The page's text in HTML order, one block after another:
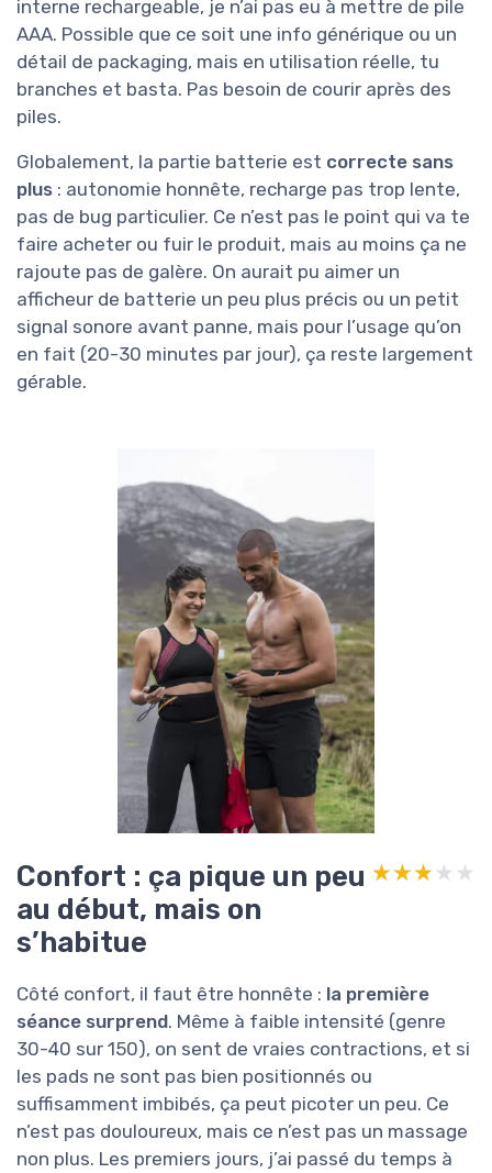
interne rechargeable, je n’ai pas eu à mettre de pile
AAA. Possible que ce soit une info générique ou un
détail de packaging, mais en utilisation réelle, tu
branches et basta. Pas besoin de courir après des
piles.
Globalement, la partie batterie est correcte sans
plus : autonomie honnête, recharge pas trop lente,
pas de bug particulier. Ce n’est pas le point qui va te
faire acheter ou fuir le produit, mais au moins ça ne
rajoute pas de galère. On aurait pu aimer un
afficheur de batterie un peu plus précis ou un petit
signal sonore avant panne, mais pour l’usage qu’on
en fait (20-30 minutes par jour), ça reste largement
gérable.
Confort : ça pique un peu
au début, mais on
s’habitue
★★★★★
★★★★★
Côté confort, il faut être honnête : la première
séance surprend. Même à faible intensité (genre
30-40 sur 150), on sent de vraies contractions, et si
les pads ne sont pas bien positionnés ou
suffisamment imbibés, ça peut picoter un peu. Ce
n’est pas douloureux, mais ce n’est pas un massage
non plus. Les premiers jours, j’ai passé du temps à